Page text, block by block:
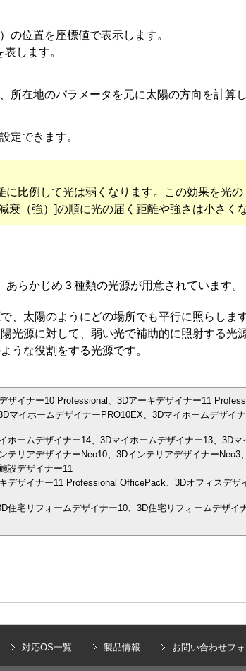
の位置を座標値で表示します。
します。
所在地のパラメータを元に太陽の方向を計算し
定できます。
比例して光は弱くなります。この効果を光の
（強）]の順に光の届く距離や強さは小さくな
らかじめ３種類の光源が用意されています。
、太陽のようにどの場所でも平行に照らします
光源に対して、弱い光で補助的に照射する
うな役割をする光源です。
ザイナー10 Professional、3Dアーキデザイナー11
マイホームデザイナーPRO10EX、3Dマイホームデザイ
ホームデザイナー14、3Dマイホームデザイナー13、3D
テリアデザイナーNeo10、3DインテリアデザイナーNeo3
設デザイナー11
デザイナー11 Professional OfficePack、3Dオフィスデ
住宅リフォームデザイナー10、3D住宅リフォームデザイ
対応OS一覧 製品情報 お問い合わせフ